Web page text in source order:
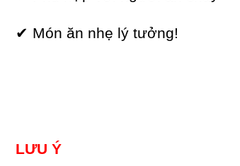
✔ Món ăn nhẹ lý tưởng!
LƯU Ý